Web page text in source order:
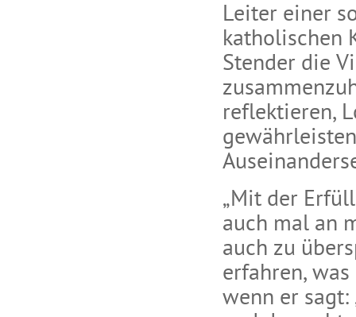
Leiter einer
katholischen
Stender die
reflektieren,
„Mit der
auch mal an
auch zu
erfahren,
wenn er